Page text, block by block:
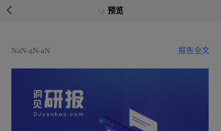
 预览
NaN-aN-aN 报告全文